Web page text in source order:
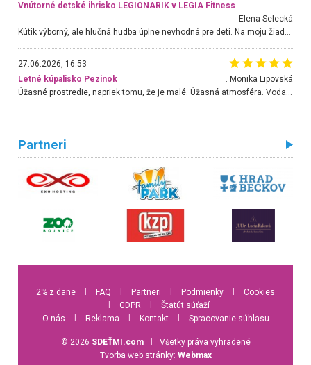
Vnútorné detské ihrisko LEGIONARIK v LEGIA Fitness
Elena Selecká
Kútik výborný, ale hlučná hudba úplne nevhodná pre deti. Na moju žiadosť o aspoň sušenie nereagovali.
27.06.2026, 16:53
Letné kúpalisko Pezinok
. Monika Lipovská
Partneri
2% z dane FAQ Partneri Podmienky
Cookies
GDPR
Štatút súťaží
O nás
Reklama Kontakt Spracovanie súhlasu
© 2026 SDEŤMI.com
Všetky práva vyhradené
Tvorba web stránky: Webmax